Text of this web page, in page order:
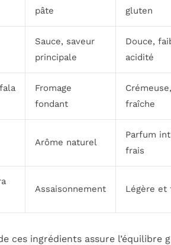
pâte gluten
Sauce, saveur
principale
Douce,
acidité
Fromage
fondant
Crémeuse,
fraîche
Arôme naturel
Parfum
frais
Assaisonnement Légère et
ces ingrédients assure l’équilibre